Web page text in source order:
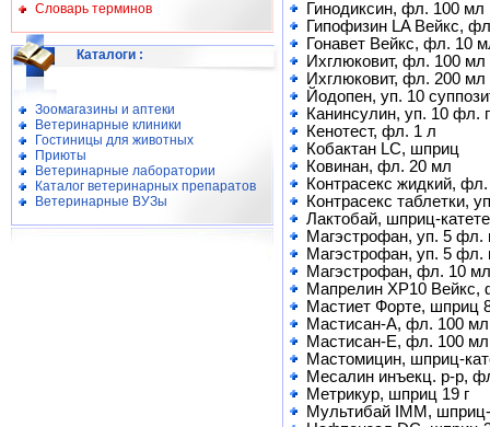
Словарь терминов
Каталоги :
Зоомагазины и аптеки
Ветеринарные клиники
Гостиницы для животных
Приюты
Ветеринарные лаборатории
Каталог ветеринарных препаратов
Ветеринарные ВУЗы
Гинодиксин, фл. 100 мл
Гипофизин LA Вейкс,
Гонавет Вейкс, фл. 10
Ихглюковит, фл. 100 мл
Ихглюковит, фл. 200 мл
Йодопен, уп. 10
Канинсулин, уп. 10 фл.
Кенотест, фл. 1 л
Кобактан LC, шприц
Ковинан, фл. 20 мл
Контрасекс жидкий,
Контрасекс таблетки,
Лактобай, шприц-
Магэстрофан, уп. 5 фл.
Магэстрофан, уп. 5 фл.
Магэстрофан, фл. 10
Мапрелин ХР10 Вейкс,
Мастиет Форте, шприц
Мастисан-А, фл. 100 мл
Мастисан-Е, фл. 100 мл
Мастомицин, шприц-
Месалин инъекц. р-р,
Метрикур, шприц 19 г
Мультибай IMM, шприц-